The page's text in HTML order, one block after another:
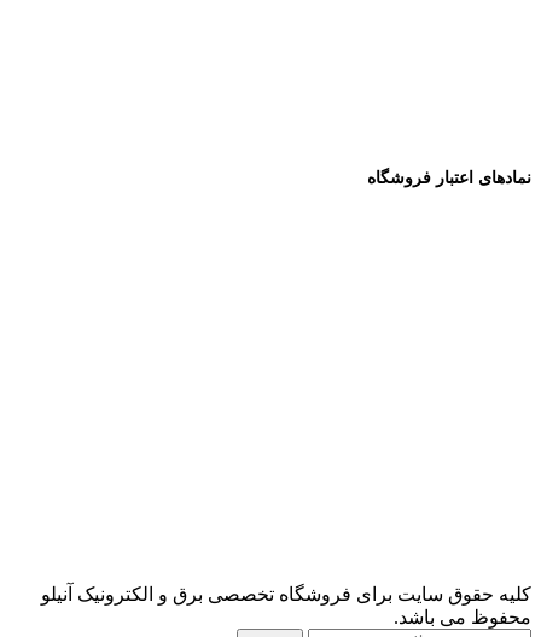
نمادهای اعتبار فروشگاه
کلیه حقوق سایت برای فروشگاه تخصصی برق و الکترونیک آنیلو
محفوظ می باشد.